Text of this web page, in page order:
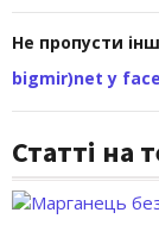
Не пропусти
bigmir)net у
Статті на